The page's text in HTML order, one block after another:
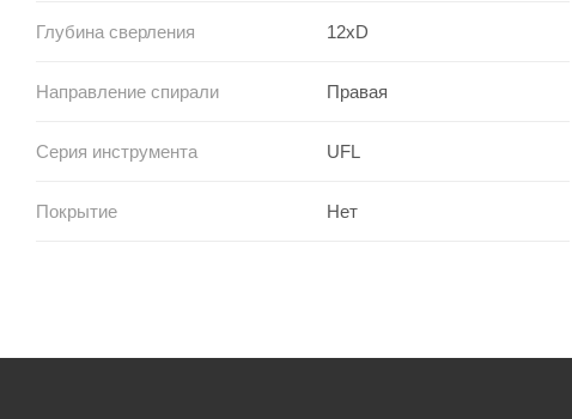
Глубина сверления 12xD
Направление спирали Правая
Серия инструмента UFL
Покрытие Нет